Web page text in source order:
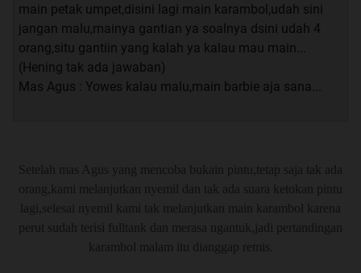
main petak umpet,disini lagi main karambol,udah sini
jangan malu,mainya gantian ya soalnya dsini udah 4
orang,situ gantiin yang kalah ya kalau mau main...
(Hening tak ada jawaban)
Mas Agus : Yowes kalau malu,main barbie aja sana...
Setelah mas Agus yang mencoba bukain pintu,tetap saja tak ada
orang,kami melanjutkan nyemil dan tak ada suara ketokan pintu
lagi,selesai nyemil kami tak melanjutkan main karambol karena
perut sudah terisi fulltank dan merasa ngantuk,jadi pertandingan
karambol malam itu dianggap remis.